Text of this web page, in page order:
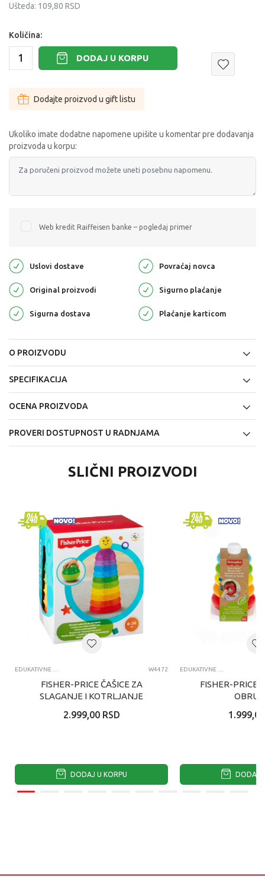
Ušteda: 109,80 RSD
Količina:
DODAJ U KORPU
Dodajte proizvod u gift listu
Ukoliko imate dodatne napomene upišite u komentar pre dodavanja
proizvoda u korpu:
Web kredit Raiffeisen banke – pogledaj primer
Uslovi dostave Povraćaj novca
Original proizvodi Sigurno plaćanje
Sigurna dostava Plaćanje karticom
O PROIZVODU
SPECIFIKACIJA
OCENA PROIZVODA
PROVERI DOSTUPNOST U RADNJAMA
SLIČNI PROIZVODI
W4472
FISHER-PRICE ČAŠICE ZA
SLAGANJE I KOTRLJANJE
2.999,00 RSD
DODAJ U KORPU
FISHER-PRICE
1.999,00
DODAJ